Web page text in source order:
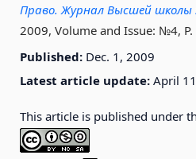
Право. Журнал Высшей школы
2009, Volume and Issue: №4,
Published: Dec. 1, 2009
Latest article update: April
This article is published under